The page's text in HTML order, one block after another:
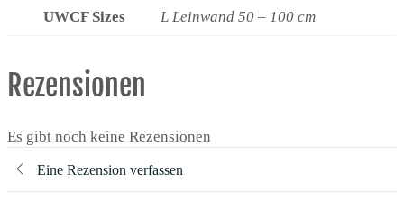
UWCF Sizes L Leinwand 50 – 100 cm
Rezensionen
Es gibt noch keine Rezensionen
Eine Rezension verfassen